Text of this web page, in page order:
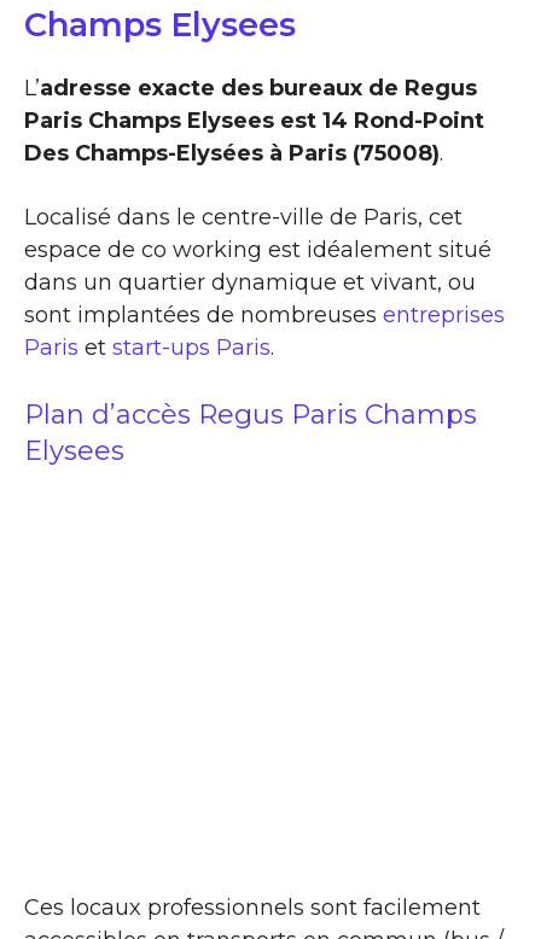
Champs Elysees
L’adresse exacte des bureaux de Regus
Paris Champs Elysees est 14 Rond-Point
Des Champs-Elysées à Paris (75008).
Localisé dans le centre-ville de Paris, cet
espace de co working est idéalement situé
dans un quartier dynamique et vivant, ou
sont implantées de nombreuses entreprises
Paris et start-ups Paris.
Plan d’accès Regus Paris Champs
Elysees
Ces locaux professionnels sont facilement